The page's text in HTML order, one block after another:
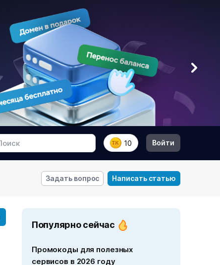
10 Войти
Задать вопрос Написать статью
Популярно сейчас
Промокоды для полезных
сервисов в 2026 году